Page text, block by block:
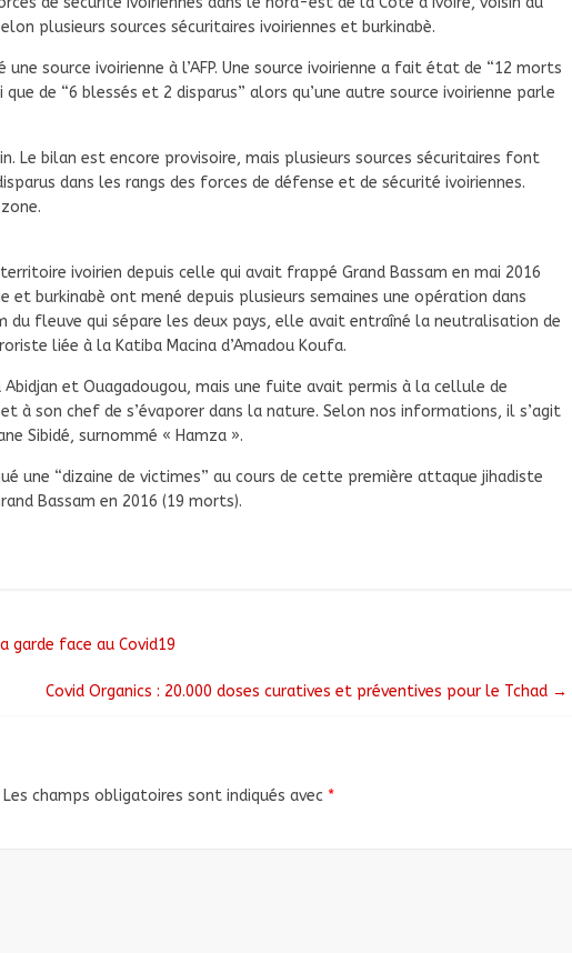
plusieurs sources sécuritaires ivoiriennes et burkinabè.
source ivoirienne à l’AFP. Une source ivoirienne a fait état de “12 morts
de “6 blessés et 2 disparus” alors qu’une autre source ivoirienne parle
Le bilan est encore provisoire, mais plusieurs sources sécuritaires font
dans les rangs des forces de défense et de sécurité ivoiriennes.
ivoirien depuis celle qui avait frappé Grand Bassam en mai 2016
et burkinabè ont mené depuis plusieurs semaines une opération dans
du fleuve qui sépare les deux pays, elle avait entraîné la neutralisation de
liée à la Katiba Macina d’Amadou Koufa.
et Ouagadougou, mais une fuite avait permis à la cellule de
à son chef de s’évaporer dans la nature. Selon nos informations, il s’agit
Sibidé, surnommé « Hamza ».
une “dizaine de victimes” au cours de cette première attaque jihadiste
Bassam en 2016 (19 morts).
garde face au Covid19
Covid Organics : 20.000 doses curatives et préventives pour le Tchad →
Les champs obligatoires sont indiqués avec *